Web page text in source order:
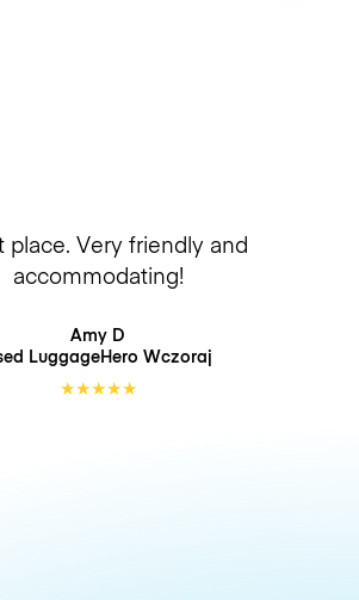
place. Very friendly and
accommodating!
Amy D
LuggageHero Wczoraj
★★★★★